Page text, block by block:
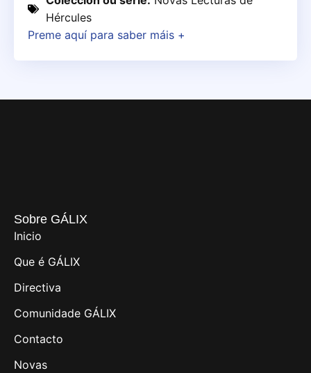
Hércules
Preme aquí para saber máis +
Sobre GÁLIX
Inicio
Que é GÁLIX
Directiva
Comunidade GÁLIX
Contacto
Novas